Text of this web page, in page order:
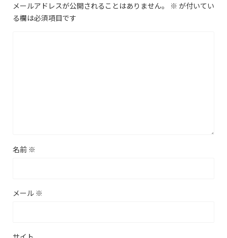
メールアドレスが公開されることはありません。 ※ が付いてい
る欄は必須項目です
名前 ※
メール ※